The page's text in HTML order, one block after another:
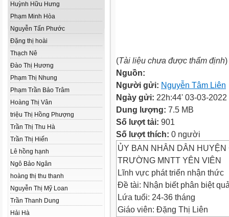
Huỳnh Hữu Hưng
Phạm Minh Hòa
Nguyễn Tấn Phước
Đặng thị hoài
Thạch Nê
Đào Thị Hương
Phạm Thị Nhung
Phạm Trần Bảo Trâm
Hoàng Thị Vân
triệu Thị Hồng Phượng
Trần Thị Thu Hà
Trần Thị Hiến
Lê hồng hạnh
Ngô Bảo Ngân
hoàng thị thu thanh
Nguyễn Thị Mỹ Loan
Trần Thanh Dung
Hải Hà
(Tài liệu chưa được thẩm định)
Nguồn:
Người gửi: Nguyễn Tâm Liên
Ngày gửi: 22h:44' 03-03-2022
Dung lượng: 7.5 MB
Số lượt tải: 901
Số lượt thích: 0 người
ỦY BAN NHÂN DÂN HUYỆN
TRƯỜNG MNTT YÊN VIÊN
Lĩnh vực phát triển nhận thức
Đề tài: Nhận biết phân biệt
Lứa tuổi: 24-36 tháng
Giáo viên: Đặng Thị Liên